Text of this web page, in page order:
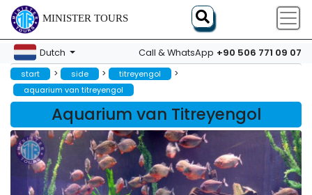
MINISTER TOURS
Dutch Call & WhatsApp +90 506 771 09 07
start > side > titreyengol >
aquarium van titreyengol
Aquarium van Titreyengol